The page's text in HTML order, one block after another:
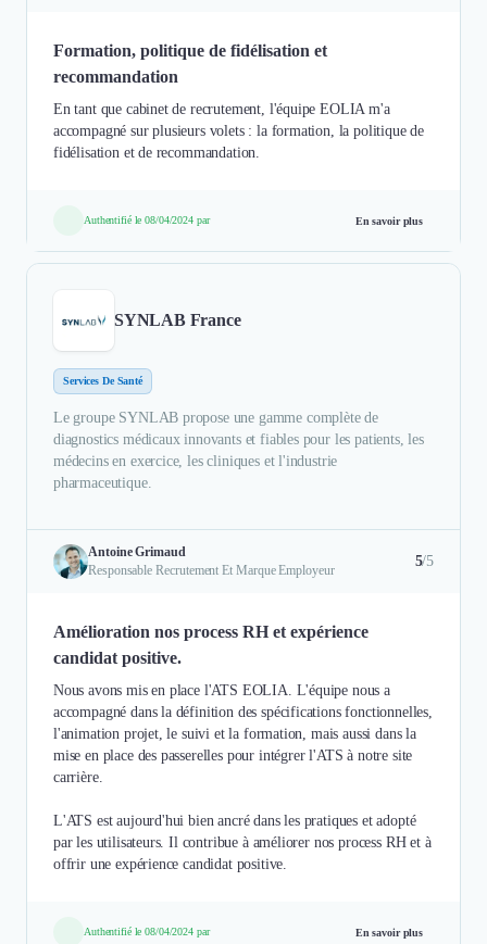
Formation, politique de fidélisation et
recommandation
En tant que cabinet de recrutement, l'équipe EOLIA m'a
accompagné sur plusieurs volets : la formation, la politique de
fidélisation et de recommandation.
Authentifié le 08/04/2024 par En savoir plus
SYNLAB France
Services De Santé
Le groupe SYNLAB propose une gamme complète de
diagnostics médicaux innovants et fiables pour les patients, les
médecins en exercice, les cliniques et l'industrie
pharmaceutique.
Antoine Grimaud
Responsable Recrutement Et Marque Employeur
5/5
Amélioration nos process RH et expérience
candidat positive.
Nous avons mis en place l'ATS EOLIA. L'équipe nous a
accompagné dans la définition des spécifications fonctionnelles,
l'animation projet, le suivi et la formation, mais aussi dans la
mise en place des passerelles pour intégrer l'ATS à notre site
carrière.
L'ATS est aujourd'hui bien ancré dans les pratiques et adopté
par les utilisateurs. Il contribue à améliorer nos process RH et à
offrir une expérience candidat positive.
Authentifié le 08/04/2024 par En savoir plus